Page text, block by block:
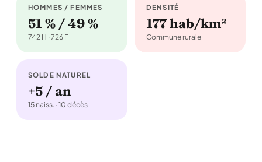
HOMMES / FEMMES
51 % / 49 %
742 H · 726 F
DENSITÉ
177 hab/km²
Commune rurale
SOLDE NATUREL
+5 / an
15 naiss. · 10 décès